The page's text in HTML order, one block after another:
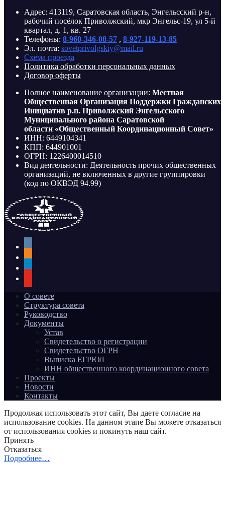
Адрес: 413119, Саратовская область, Энгельсский р-н,
рабочий посёлок Приволжский, мкр Энгельс-19, ул 5-й
квартал, д. 1, кв. 27
Телефоны: 8-960-346-08-57 , 8-927-119-13-85
Эл. почта: sovetprivolgskiy@mail.ru
Схема проезда
Политика обработки персональных данных
Договор оферты
Полное наименование организации: Местная
Общественная Организация Поддержки Гражданских
Инициатив р.п. Приволжский Энгельсского
Муниципального района Саратовской
области «Общественный Координационный Совет»
ИНН: 6449104341
КПП: 644901001
ОГРН: 1226400014510
Вид деятельности: Деятельность прочих общественных
организаций, не включенных в другие группировки
(код по ОКВЭД 94.99)
О совете
Структура совета
Руководство
Документы
Устав
Свидетельство о регистрации
Свидетельство ОГРН
Выписка ЕГРЮЛ
ИНН общественного координационного совета
Проекты
Новости
Контакты
Продолжая использовать этот сайт, Вы даете согласие на
использование cookies. На данном этапе Вы можете отказаться
от использования cookies и покинуть наш сайт.
Принять
Отказаться
Подробнее…